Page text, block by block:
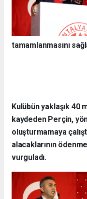
tamamlanmasını
Kulübün yaklaşık 40
kaydeden Perçin,
oluşturmamaya
alacaklarının
vurguladı.